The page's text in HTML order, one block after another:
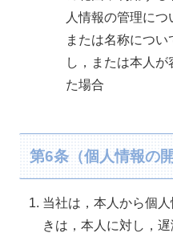
人情報の管理に
または名称につ
し，または本人
た場合
第6条（個人情報の開
当社は，本人から個
きは，本人に対し，